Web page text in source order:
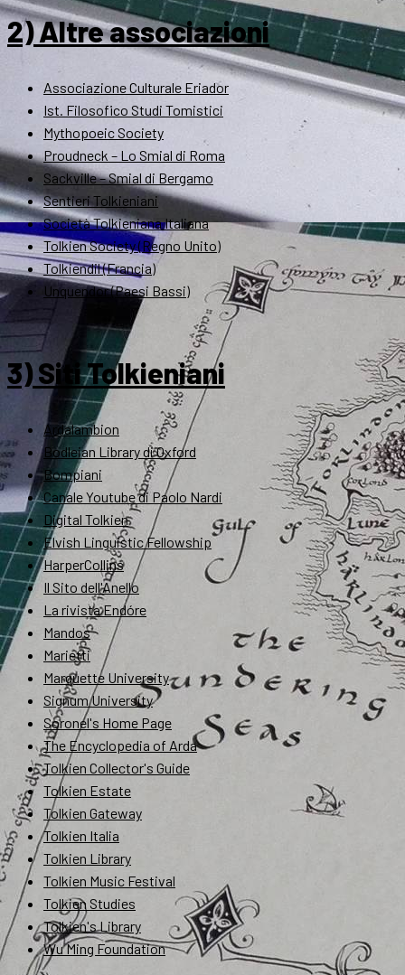
2) Altre associazioni
Associazione Culturale Eriador
Ist. Filosofico Studi Tomistici
Mythopoeic Society
Proudneck – Lo Smial di Roma
Sackville – Smial di Bergamo
Sentieri Tolkieniani
Società Tolkieniana Italiana
Tolkien Society (Regno Unito)
Tolkiendil (Francia)
Unquendor (Paesi Bassi)
3) Siti Tolkieniani
Ardalambion
Bodleian Library di Oxford
Bompiani
Canale Youtube di Paolo Nardi
Digital Tolkien
Elvish Linguistic Fellowship
HarperCollins
Il Sito dell'Anello
La rivista Endóre
Mandos
Marietti
Marquette University
Signum University
Soronel's Home Page
The Encyclopedia of Arda
Tolkien Collector's Guide
Tolkien Estate
Tolkien Gateway
Tolkien Italia
Tolkien Library
Tolkien Music Festival
Tolkien Studies
Tolkien's Library
Wu Ming Foundation